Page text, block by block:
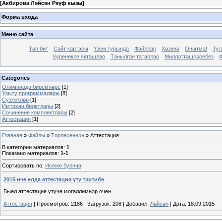
[Акбирова Ләйсән Рәүф кызы]
Форма входа
Меню сайта
Төп бит Сайт картасы Үзем турында Файллар Хәзинә Онытма!
Күренекле якташлар
Танылган татарлар Милләттәшләребез
Categories
Олимпиада биремнәре [1]
Укыту программалары [8]
Сүзлекләр [1]
Имтихан билетлары [2]
Сочинение комплектлары [2]
Аттестация [1]
Главная » Файлы » Төрлесеннән » Аттестация
В категории материалов: 1
Показано материалов: 1-1
Сортировать по: Исеме буенча
2015 нче елда аттестация үтү тәртибе
Быел аттестация үтүче мөгаллимнәр өчен
Аттестация | Просмотров: 2186 | Загрузок: 208 | Добавил: Ләйсән | Дата: 18.09.2015